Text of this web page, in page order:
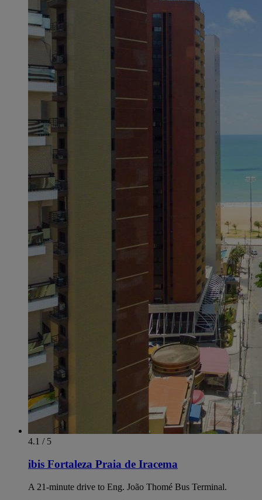
4.1 / 5
ibis Fortaleza Praia de Iracema
A 21-minute drive to Eng. João Thomé Bus Terminal.